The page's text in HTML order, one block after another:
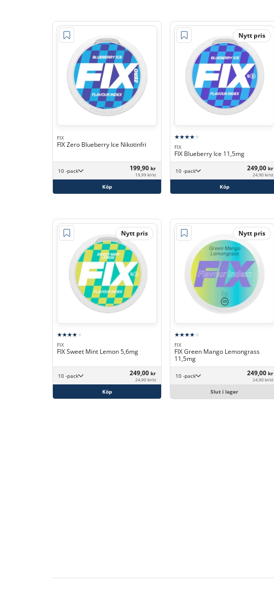
FIX
FIX Zero Blueberry Ice Nikotinfri
10 -pack 199,90 kr
19,99 kr/st
Köp
Nytt pris
FIX
FIX Blueberry Ice 11,5mg
10 -pack 249,00 kr
24,90 kr/st
Köp
Nytt pris
FIX
FIX Sweet Mint Lemon 5,6mg
10 -pack 249,00 kr
24,90 kr/st
Köp
Nytt pris
FIX
FIX Green Mango Lemongrass
11,5mg
10 -pack 249,00 kr
24,90 kr/st
Slut i lager